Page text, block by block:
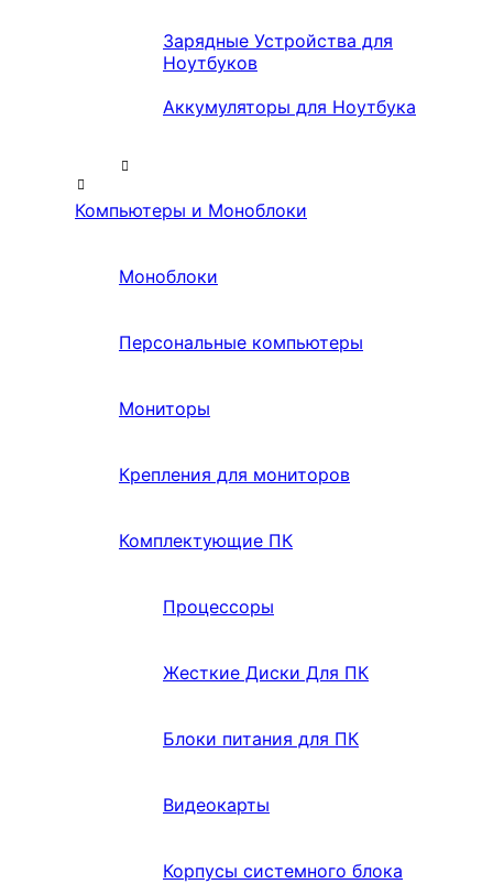
Зарядные Устройства для
Ноутбуков
Аккумуляторы для Ноутбука
Компьютеры и Моноблоки
Моноблоки
Персональные компьютеры
Мониторы
Крепления для мониторов
Комплектующие ПК
Процессоры
Жесткие Диски Для ПК
Блоки питания для ПК
Видеокарты
Корпусы системного блока